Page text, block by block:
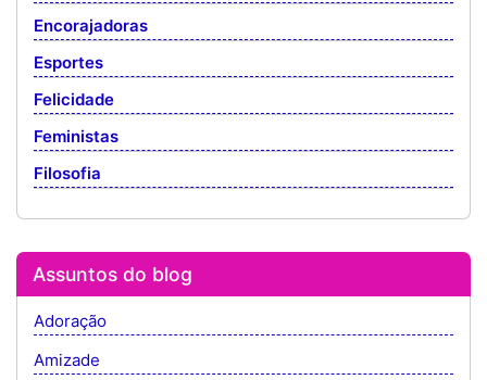
Encorajadoras
Esportes
Felicidade
Feministas
Filosofia
Assuntos do blog
Adoração
Amizade